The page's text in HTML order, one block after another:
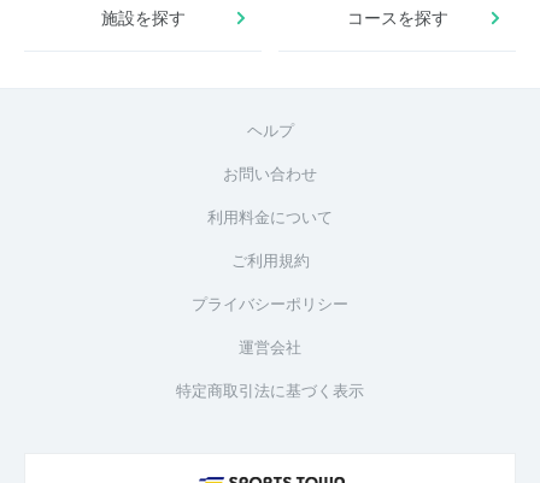
施設を探す コースを探す
ヘルプ
お問い合わせ
利用料金について
ご利用規約
プライバシーポリシー
運営会社
特定商取引法に基づく表示